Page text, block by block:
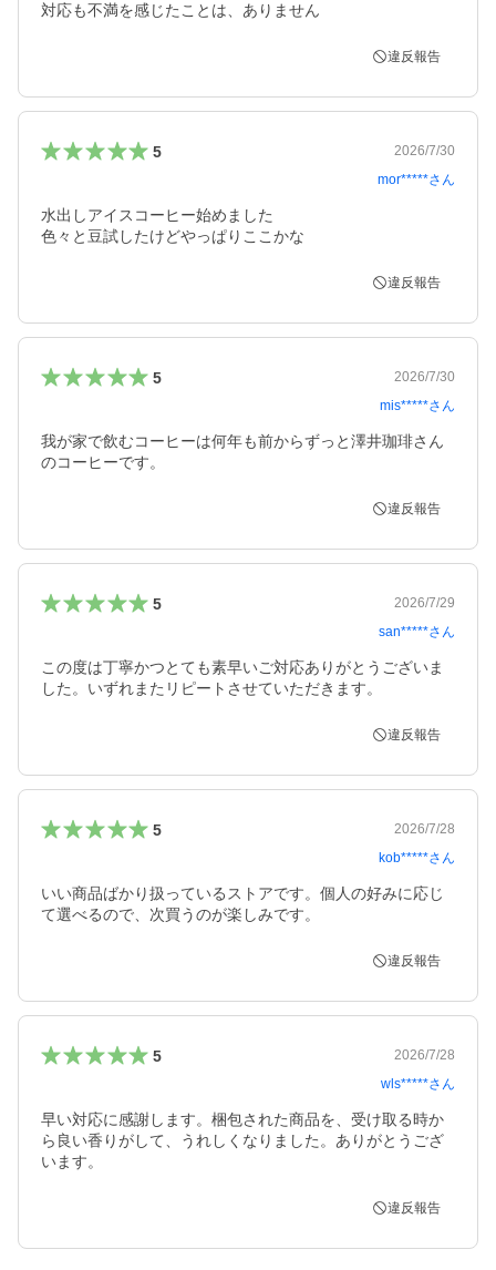
対応も不満を感じたことは、ありません
違反報告
5
2026/7/30
mor*****さん
水出しアイスコーヒー始めました
色々と豆試したけどやっぱりここかな
違反報告
5
2026/7/30
mis*****さん
我が家で飲むコーヒーは何年も前からずっと澤井珈琲さん
のコーヒーです。
違反報告
5
2026/7/29
san*****さん
この度は丁寧かつとても素早いご対応ありがとうございま
した。いずれまたリピートさせていただきます。
違反報告
5
2026/7/28
kob*****さん
いい商品ばかり扱っているストアです。個人の好みに応じ
て選べるので、次買うのが楽しみです。
違反報告
5
2026/7/28
wls*****さん
早い対応に感謝します。梱包された商品を、受け取る時か
ら良い香りがして、うれしくなりました。ありがとうござ
います。
違反報告